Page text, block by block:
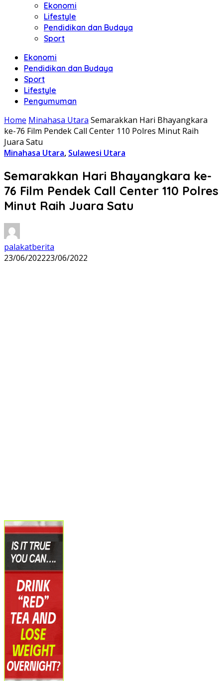
Ekonomi
Lifestyle
Pendidikan dan Budaya
Sport
Ekonomi
Pendidikan dan Budaya
Sport
Lifestyle
Pengumuman
Home Minahasa Utara Semarakkan Hari Bhayangkara
ke-76 Film Pendek Call Center 110 Polres Minut Raih
Juara Satu
Minahasa Utara, Sulawesi Utara
Semarakkan Hari Bhayangkara ke-
76 Film Pendek Call Center 110 Polres
Minut Raih Juara Satu
palakatberita
23/06/202223/06/2022